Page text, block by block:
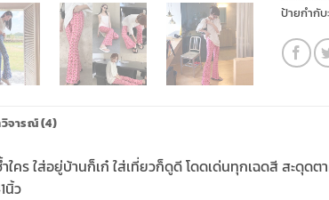
ป้ายกำกับ:
จารณ์ (4)
ใคร ใส่อยู่บ้านก็เก๋ ใส่เที่ยวก็ดูดี โดดเด่นทุกเฉดสี สะดุ
นิ้ว